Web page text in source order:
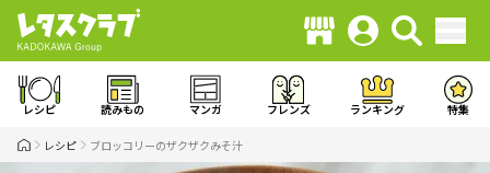
レシピ 読みもの マンガ フレンズ ランキング 特集
レシピ ブロッコリーのザクザクみそ汁